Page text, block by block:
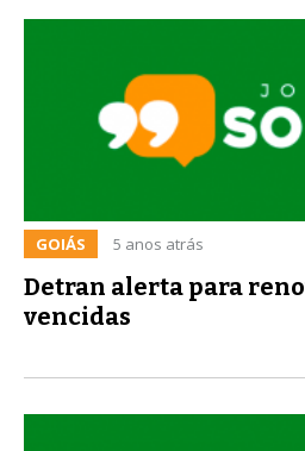
GOIÁS 5 anos atrás
Detran alerta para
vencidas